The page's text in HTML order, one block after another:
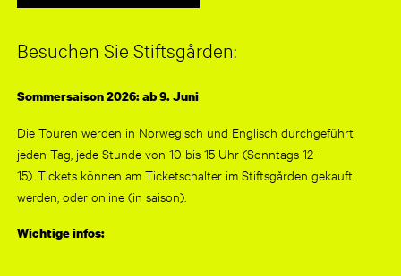
Besuchen Sie Stiftsgården:
Sommersaison 2026: ab 9. Juni
Die Touren werden in Norwegisch und Englisch durchgeführt
jeden Tag, jede Stunde von 10 bis 15 Uhr (Sonntags 12 -
15). Tickets können am Ticketschalter im Stiftsgården gekauft
werden, oder online (in saison).
Wichtige infos: